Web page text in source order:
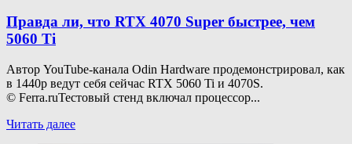
Правда ли, что RTX 4070 Super быстрее, чем
5060 Ti
Автор YouTube-канала Odin Hardware продемонстрировал, как
в 1440р ведут себя сейчас RTX 5060 Ti и 4070S.
© Ferra.ruТестовый стенд включал процессор...
Читать далееПрочитать